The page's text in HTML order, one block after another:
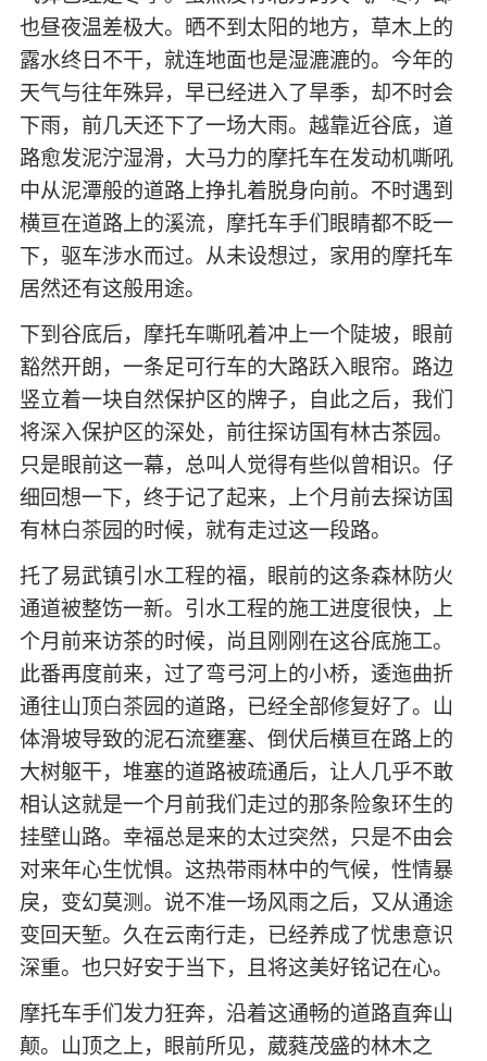
也昼夜温差极大。晒不到太阳的地方，草木上的
露水终日不干，就连地面也是湿漉漉的。今年的
天气与往年殊异，早已经进入了旱季，却不时会
下雨，前几天还下了一场大雨。越靠近谷底，道
路愈发泥泞湿滑，大马力的摩托车在发动机嘶吼
中从泥潭般的道路上挣扎着脱身向前。不时遇到
横亘在道路上的溪流，摩托车手们眼睛都不眨一
下，驱车涉水而过。从未设想过，家用的摩托车
居然还有这般用途。
下到谷底后，摩托车嘶吼着冲上一个陡坡，眼前
豁然开朗，一条足可行车的大路跃入眼帘。路边
竖立着一块自然保护区的牌子，自此之后，我们
将深入保护区的深处，前往探访国有林古茶园。
只是眼前这一幕，总叫人觉得有些似曾相识。仔
细回想一下，终于记了起来，上个月前去探访国
有林白茶园的时候，就有走过这一段路。
托了易武镇引水工程的福，眼前的这条森林防火
通道被整饬一新。引水工程的施工进度很快，上
个月前来访茶的时候，尚且刚刚在这谷底施工。
此番再度前来，过了弯弓河上的小桥，逶迤曲折
通往山顶白茶园的道路，已经全部修复好了。山
体滑坡导致的泥石流壅塞、倒伏后横亘在路上的
大树躯干，堆塞的道路被疏通后，让人几乎不敢
相认这就是一个月前我们走过的那条险象环生的
挂壁山路。幸福总是来的太过突然，只是不由会
对来年心生忧惧。这热带雨林中的气候，性情暴
戾，变幻莫测。说不准一场风雨之后，又从通途
变回天堑。久在云南行走，已经养成了忧患意识
深重。也只好安于当下，且将这美好铭记在心。
摩托车手们发力狂奔，沿着这通畅的道路直奔山
颠。山顶之上，眼前所见，葳蕤茂盛的林木之